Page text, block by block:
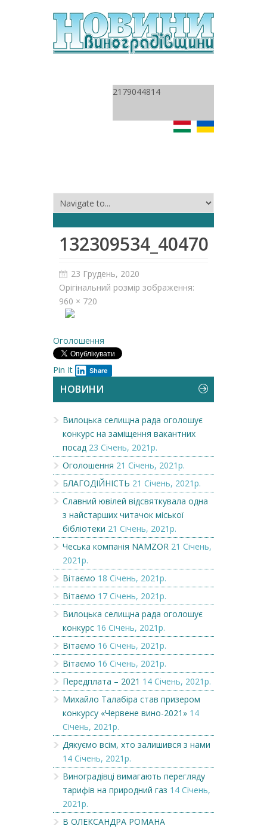
2179044814
23 Грудень, 2020
Орігінальний розмір зображення:
960 × 720
Оголошення
Pin It Share
НОВИНИ
Вилоцька селищна рада оголошує
конкурс на заміщення вакантних
посад 23 Січень, 2021р.
Оголошення 21 Січень, 2021р.
БЛАГОДІЙНІСТЬ 21 Січень, 2021р.
Славний ювілей відсвяткувала одна
з найстарших читачок міської
бібліотеки 21 Січень, 2021р.
Чеська компанія NAMZOR 21 Січень,
2021р.
Вітаємо 18 Січень, 2021р.
Вітаємо 17 Січень, 2021р.
Вилоцька селищна рада оголошує
конкурс 16 Січень, 2021р.
Вітаємо 16 Січень, 2021р.
Вітаємо 16 Січень, 2021р.
Передплата – 2021 14 Січень, 2021р.
Михайло Талабіра став призером
конкурсу «Червене вино-2021» 14
Січень, 2021р.
Дякуємо всім, хто залишився з нами
14 Січень, 2021р.
Виноградівці вимагають перегляду
тарифів на природний газ 14 Січень,
2021р.
В ОЛЕКСАНДРА РОМАНА